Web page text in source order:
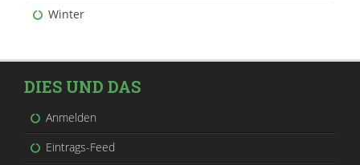
Winter
DIES UND DAS
Anmelden
Eintrags-Feed